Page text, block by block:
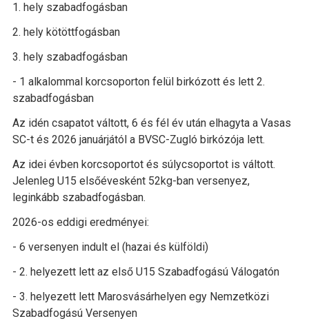
1. hely szabadfogásban
2. hely kötöttfogásban
3. hely szabadfogásban
- 1 alkalommal korcsoporton felül birkózott és lett 2.
szabadfogásban
Az idén csapatot váltott, 6 és fél év után elhagyta a Vasas
SC-t és 2026 januárjától a BVSC-Zugló birkózója lett.
Az idei évben korcsoportot és súlycsoportot is váltott.
Jelenleg U15 elsőévesként 52kg-ban versenyez,
leginkább szabadfogásban.
2026-os eddigi eredményei:
- 6 versenyen indult el (hazai és külföldi)
- 2. helyezett lett az első U15 Szabadfogású Válogatón
- 3. helyezett lett Marosvásárhelyen egy Nemzetközi
Szabadfogású Versenyen